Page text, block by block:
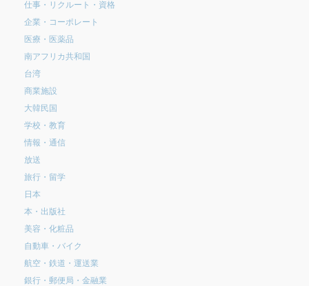
仕事・リクルート・資格
企業・コーポレート
医療・医薬品
南アフリカ共和国
台湾
商業施設
大韓民国
学校・教育
情報・通信
放送
旅行・留学
日本
本・出版社
美容・化粧品
自動車・バイク
航空・鉄道・運送業
銀行・郵便局・金融業